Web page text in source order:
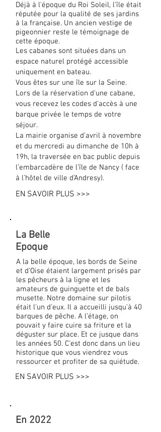
Déjà à l'époque du Roi Soleil, l'île était
réputée pour la qualité de ses jardins
à la française. Un ancien vestige de
pigeonnier reste le témoignage de
cette époque.
Les cabanes sont situées dans un
espace naturel protégé accessible
uniquement en bateau.
Vous êtes sur une île sur la Seine.
Lors de la réservation d'une cabane,
vous recevez les codes d'accès à une
barque privée le temps de votre
séjour.
La mairie organise d’avril à novembre
et du mercredi au dimanche de 10h à
19h, la traversée en bac public depuis
l’embarcadère de l’île de Nancy ( face
à l’hôtel de ville d’Andresy).
EN SAVOIR PLUS >>>
La Belle
Epoque
A la belle époque, les bords de Seine
et d'Oise étaient largement prisés par
les pêcheurs à la ligne et les
amateurs de guinguette et de bals
musette. Notre domaine sur pilotis
était l'un d'eux. Il a accueilli jusqu'à 40
barques de pêche. A l'étage, on
pouvait y faire cuire sa friture et la
déguster sur place. Et ce jusque dans
les années 50. C'est donc dans un lieu
historique que vous viendrez vous
ressourcer et profiter de sa quiétude.
EN SAVOIR PLUS >>>
En 2022